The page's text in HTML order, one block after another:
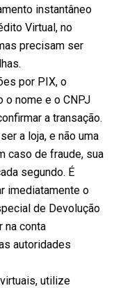
instantâneo
Virtual, no
precisam ser
por PIX, o
o nome e o CNPJ
a transação.
a loja, e não uma
caso de fraude, sua
segundo. É
imediatamente o
de Devolução
na conta
autoridades
utilize